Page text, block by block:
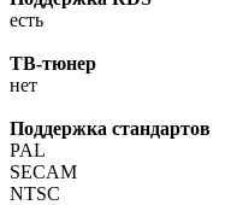
есть
ТВ-тюнер
нет
Поддержка стандартов
PAL
SECAM
NTSC